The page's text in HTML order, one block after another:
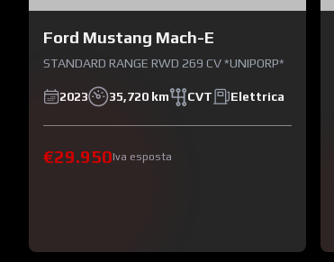
Ford Mustang Mach-E
STANDARD RANGE RWD 269 CV *UNIPORP*
2023 35,720 km CVT Elettrica
€29.950Iva esposta